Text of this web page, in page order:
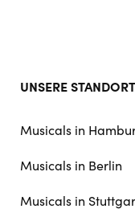
UNSERE
Musicals in
Musicals in Berlin
Musicals in